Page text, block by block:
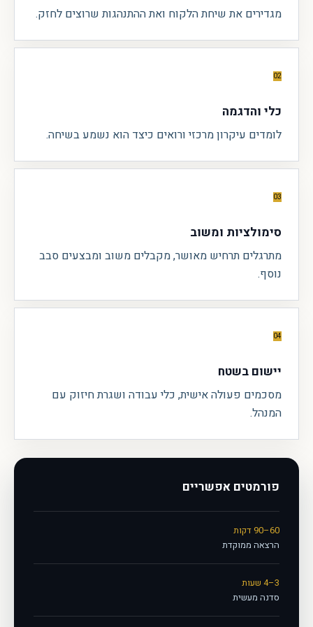
מגדירים את שיחת הלקוח ואת ההתנהגות שרוצים לחזק.
02
כלי והדגמה
לומדים עיקרון מרכזי ורואים כיצד הוא נשמע בשיחה.
03
סימולציות ומשוב
מתרגלים תרחיש מאושר, מקבלים משוב ומבצעים סבב
נוסף.
04
יישום בשטח
מסכמים פעולה אישית, כלי עבודה ושגרת חיזוק עם
המנהל.
פורמטים אפשריים
60–90 דקות
הרצאה ממוקדת
3–4 שעות
סדנה מעשית